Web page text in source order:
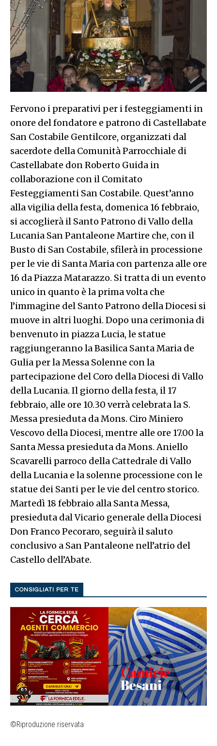
Fervono i preparativi per i festeggiamenti in
onore del fondatore e patrono di Castellabate
San Costabile Gentilcore, organizzati dal
sacerdote della Comunità Parrocchiale di
Castellabate don Roberto Guida in
collaborazione con il Comitato
Festeggiamenti San Costabile. Quest’anno
alla vigilia della festa, domenica 16 febbraio,
si accoglierà il Santo Patrono di Vallo della
Lucania San Pantaleone Martire che, con il
Busto di San Costabile, sfilerà in processione
per le vie di Santa Maria con partenza alle ore
16 da Piazza Matarazzo. Si tratta di un evento
unico in quanto è la prima volta che
l’immagine del Santo Patrono della Diocesi si
muove in altri luoghi. Dopo una cerimonia di
benvenuto in piazza Lucia, le statue
raggiungeranno la Basilica Santa Maria de
Gulia per la Messa Solenne con la
partecipazione del Coro della Diocesi di Vallo
della Lucania. Il giorno della festa, il 17
febbraio, alle ore 10.30 verrà celebrata la S.
Messa presieduta da Mons. Ciro Miniero
Vescovo della Diocesi, mentre alle ore 17.00 la
Santa Messa presieduta da Mons. Aniello
Scavarelli parroco della Cattedrale di Vallo
della Lucania e la solenne processione con le
statue dei Santi per le vie del centro storico.
Martedì 18 febbraio alla Santa Messa,
presieduta dal Vicario generale della Diocesi
Don Franco Pecoraro, seguirà il saluto
conclusivo a San Pantaleone nell’atrio del
Castello dell’Abate.
CONSIGLIATI PER TE
©Riproduzione riservata